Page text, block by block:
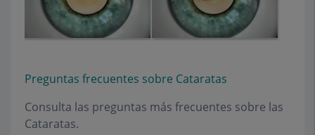
Preguntas frecuentes sobre Cataratas
Consulta las preguntas más frecuentes sobre las
Cataratas.